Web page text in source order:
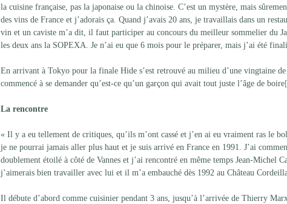
la cuisine française, pas la japonaise ou la chinoise. C’est un mystère, mais
des vins de France et j’adorais ça. Quand j’avais 20 ans, je travaillais dans un
vin et un caviste m’a dit, il faut participer au concours du meilleur sommelier du
les deux ans la SOPEXA. Je n’ai eu que 6 mois pour le préparer, mais j’ai été
En arrivant à Tokyo pour la finale Hide s’est retrouvé au milieu d’une vingtaine
commencé à se demander qu’est-ce qu’un garçon qui avait tout juste l’âge de boire
La rencontre
« Il y a eu tellement de critiques, qu’ils m’ont cassé et j’en ai eu vraiment ras le
je ne pourrai jamais aller plus haut et je suis arrivé en France en 1991. J’ai
doublement étoilé à côté de Vannes et j’ai rencontré en même temps Jean-Michel
j’aimerais bien travailler avec lui et il m’a embauché dès 1992 au Château
Il débute d’abord comme cuisinier pendant 3 ans, jusqu’à l’arrivée de Thierry